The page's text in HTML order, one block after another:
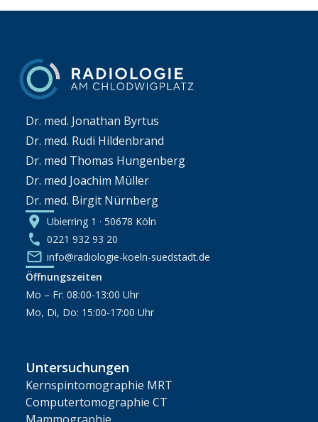
Dr. med. Jonathan Byrtus
Dr. med. Rudi Hildenbrand
Dr. med Thomas Hungenberg
Dr. med Joachim Müller
Dr. med. Birgit Nürnberg
Ubierring 1 · 50678 Köln
0221 932 93 20
info@radiologie-koeln-suedstadt.de
Öffnungszeiten
Mo – Fr: 08:00-13:00 Uhr
Mo, Di, Do: 15:00-17:00 Uhr
Untersuchungen
Kernspintomographie MRT
Computertomographie CT
Mammographie